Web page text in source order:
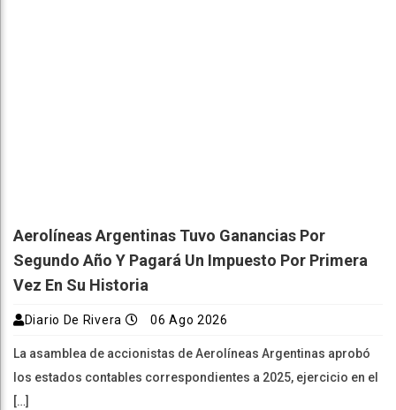
Aerolíneas Argentinas Tuvo Ganancias Por
Segundo Año Y Pagará Un Impuesto Por Primera
Vez En Su Historia
Diario De Rivera 06 Ago 2026
La asamblea de accionistas de Aerolíneas Argentinas aprobó
los estados contables correspondientes a 2025, ejercicio en el
[…]